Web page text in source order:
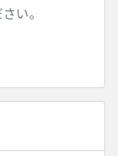
い。